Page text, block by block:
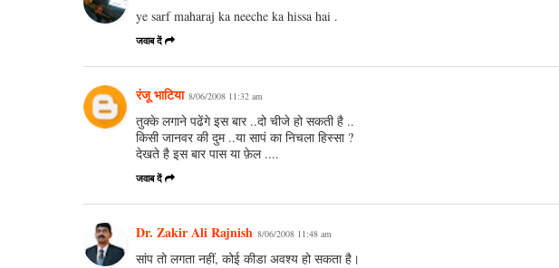
ye sarf maharaj ka neeche ka hissa hai .
जवाब दें
रंजू भाटिया 8/06/2008 11:32 am
तुक्के लगाने पढेंगे इस बार ..दो चीजे हो सकती है ..
किसी जानवर की दुम ..या सापं का निचला हिस्सा ?
देखते है इस बार पास या फ़ेल ....
जवाब दें
Dr. Zakir Ali Rajnish 8/06/2008 11:48 am
सांप तो लगता नहीं, कोई कीडा अवश्‍य हो सकता है।